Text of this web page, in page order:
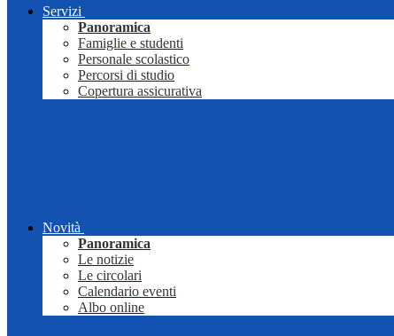
Servizi
Panoramica
Famiglie e studenti
Personale scolastico
Percorsi di studio
Copertura assicurativa
Novità
Panoramica
Le notizie
Le circolari
Calendario eventi
Albo online